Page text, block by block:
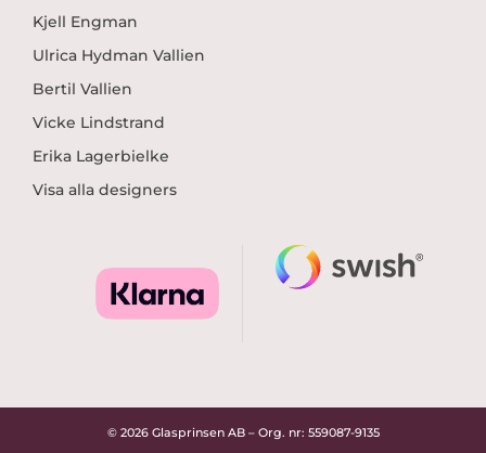
Kjell Engman
Ulrica Hydman Vallien
Bertil Vallien
Vicke Lindstrand
Erika Lagerbielke
Visa alla designers
© 2026 Glasprinsen AB – Org. nr: 559087-9135